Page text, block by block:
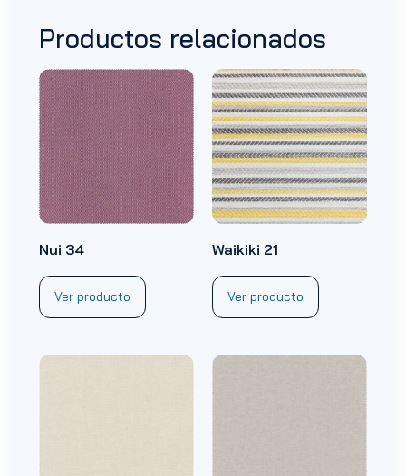
Productos relacionados
Nui 34
Ver producto
Waikiki 21
Ver producto